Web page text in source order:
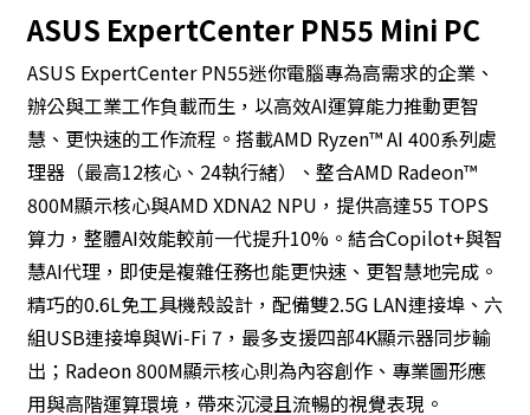
ASUS ExpertCenter PN55 Mini PC
ASUS ExpertCenter PN55迷你電腦專為高需求的企業、
辦公與工業工作負載而生，以高效AI運算能力推動更智
慧、更快速的工作流程。搭載AMD Ryzen™ AI 400系列處
理器（最高12核心、24執行緒）、整合AMD Radeon™
800M顯示核心與AMD XDNA2 NPU，提供高達55 TOPS
算力，整體AI效能較前一代提升10%。結合Copilot+與智
慧AI代理，即使是複雜任務也能更快速、更智慧地完成。
精巧的0.6L免工具機殼設計，配備雙2.5G LAN連接埠、六
組USB連接埠與Wi‑Fi 7，最多支援四部4K顯示器同步輸
出；Radeon 800M顯示核心則為內容創作、專業圖形應
用與高階運算環境，帶來沉浸且流暢的視覺表現。